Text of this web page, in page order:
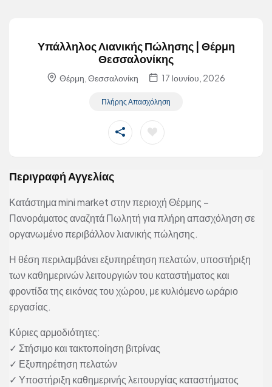
Υπάλληλος Λιανικής Πώλησης | Θέρμη
Θεσσαλονίκης
Θέρμη, Θεσσαλονίκη 17 Ιουνίου, 2026
Πλήρης Απασχόληση
Περιγραφή Αγγελίας
Κατάστημα mini market στην περιοχή Θέρμης –
Πανοράματος αναζητά Πωλητή για πλήρη απασχόληση σε
οργανωμένο περιβάλλον λιανικής πώλησης.
Η θέση περιλαμβάνει εξυπηρέτηση πελατών, υποστήριξη
των καθημερινών λειτουργιών του καταστήματος και
φροντίδα της εικόνας του χώρου, με κυλιόμενο ωράριο
εργασίας.
Κύριες αρμοδιότητες:
✓ Στήσιμο και τακτοποίηση βιτρίνας
✓ Εξυπηρέτηση πελατών
✓ Υποστήριξη καθημερινής λειτουργίας καταστήματος